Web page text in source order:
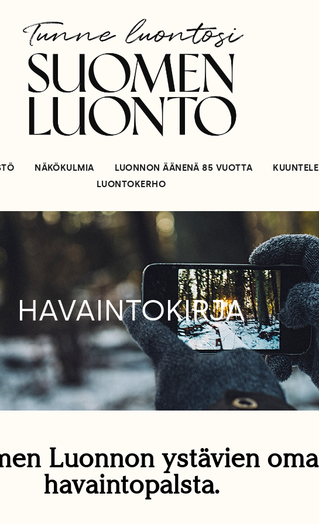
NÄKÖKULMIA LUONNON ÄÄNENÄ 85 VUOTTA KUUNTELE
LUONTOKERHO
HAVAINTOKIRJA
Luonnon ystävien oma
havaintopalsta.